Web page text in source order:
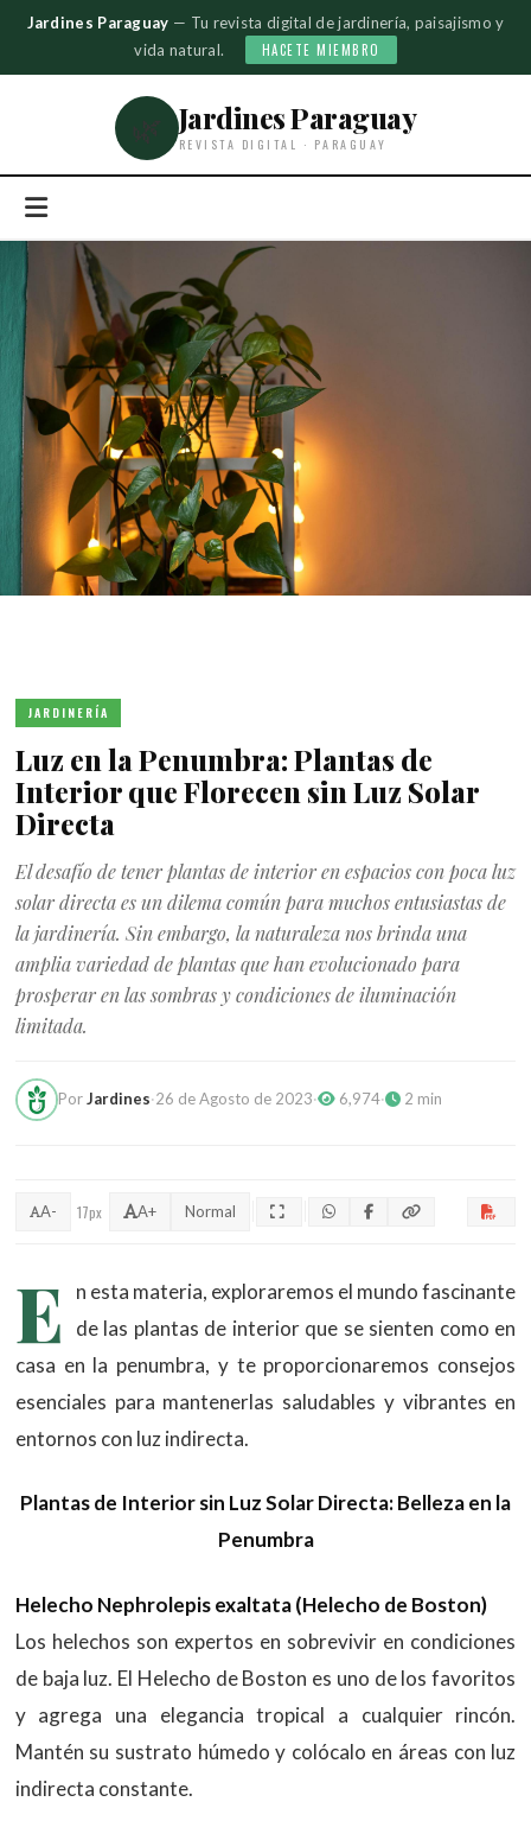
Jardines Paraguay — Tu revista digital de jardinería, paisajismo y
vida natural.
HACETE MIEMBRO
🌿 Jardines Paraguay
REVISTA DIGITAL · PARAGUAY
JARDINERÍA
Luz en la Penumbra: Plantas de
Interior que Florecen sin Luz Solar
Directa
El desafío de tener plantas de interior en espacios con poca luz
solar directa es un dilema común para muchos entusiastas de
la jardinería. Sin embargo, la naturaleza nos brinda una
amplia variedad de plantas que han evolucionado para
prosperar en las sombras y condiciones de iluminación
limitada.
PorJardines·26 de Agosto de 2023· 6,974· 2 min
A- 17px A+ Normal
E
n esta materia, exploraremos el mundo fascinante
de las plantas de interior que se sienten como en
casa en la penumbra, y te proporcionaremos consejos
esenciales para mantenerlas saludables y vibrantes en
entornos con luz indirecta.
Plantas de Interior sin Luz Solar Directa: Belleza en la
Penumbra
Helecho Nephrolepis exaltata (Helecho de Boston)
Los helechos son expertos en sobrevivir en condiciones
de baja luz. El Helecho de Boston es uno de los favoritos
y agrega una elegancia tropical a cualquier rincón.
Mantén su sustrato húmedo y colócalo en áreas con luz
indirecta constante.